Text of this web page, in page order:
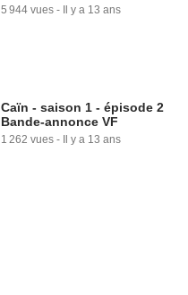
5 944 vues - Il y a 13 ans
Caïn - saison 1 - épisode 2
Bande-annonce VF
1 262 vues - Il y a 13 ans